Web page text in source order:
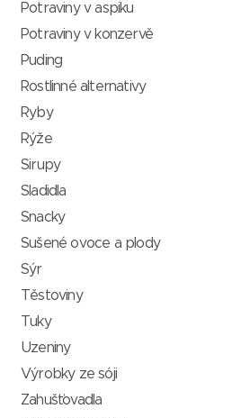
Potraviny v aspiku
Potraviny v konzervě
Puding
Rostlinné alternativy
Ryby
Rýže
Sirupy
Sladidla
Snacky
Sušené ovoce a plody
Sýr
Těstoviny
Tuky
Uzeniny
Výrobky ze sóji
Zahušťovadla